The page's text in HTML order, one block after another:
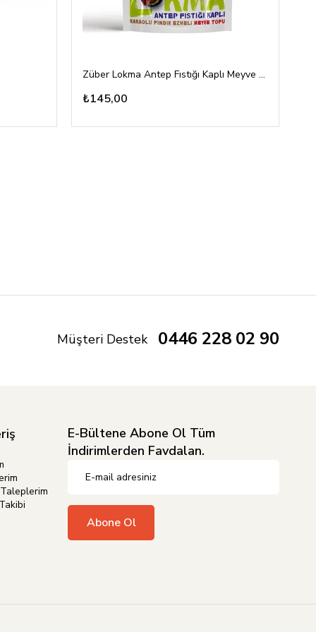
Züber Lokma Antep Fıstığı Kaplı Meyve Topu 96gr
₺145,00
Müşteri Destek 0446 228 02 90
E-Bültene Abone Ol Tüm
İndirimlerden Favdalan.
Abone Ol